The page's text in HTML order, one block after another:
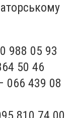
988 05 93
50 46
066 439 08